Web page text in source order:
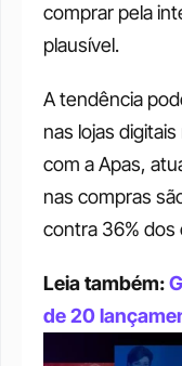
comprar pela
plausível.
A tendência
nas lojas
com a Apas,
nas compras
contra 36% dos
Leia também:
de 20